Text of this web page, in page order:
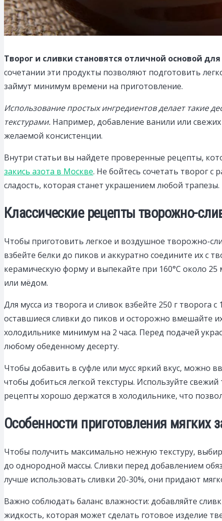
Творог и сливки становятся отличной основой
сочетании эти продукты позволяют подготовить
займут минимум времени на приготовление.
Использование простых ингредиентов делает такие
текстурами. Например, добавление ванили или
желаемой консистенции.
Внутри статьи вы найдете проверенные рецепты,
закись азота в Москве. Не бойтесь сочетать творог
сладость, которая станет украшением любой трапезы.
Классические рецепты творожно-
Чтобы приготовить легкое и воздушное творожно-
взбейте белки до пиков и аккуратно соедините их с
керамическую форму и выпекайте при 160°C около
или мёдом.
Для мусса из творога и сливок взбейте 250 г
оставшиеся сливки до пиков и осторожно вмешайте
холодильнике минимум на 2 часа. Перед подачей
любому обеденному десерту.
Чтобы добавить в суфле или мусс яркий вкус, можно
чтобы добиться легкой текстуры. Используйте
рецепты хорошо держатся в холодильнике, что
Особенности приготовления мягких
Чтобы получить максимально нежную текстуру,
до однородной массы. Сливки перед добавлением
лучше использовать сливки 20-30%, они придают
Важно соблюдать баланс влажности: добавляйте
жидкость, которая может сделать готовое изделие